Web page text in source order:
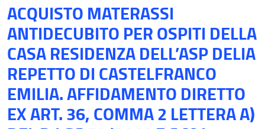
ACQUISTO MATERASSI
ANTIDECUBITO PER OSPITI DELLA
CASA RESIDENZA DELL’ASP DELIA
REPETTO DI CASTELFRANCO
EMILIA. AFFIDAMENTO DIRETTO
EX ART. 36, COMMA 2 LETTERA A)